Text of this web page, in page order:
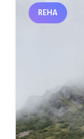
REHA